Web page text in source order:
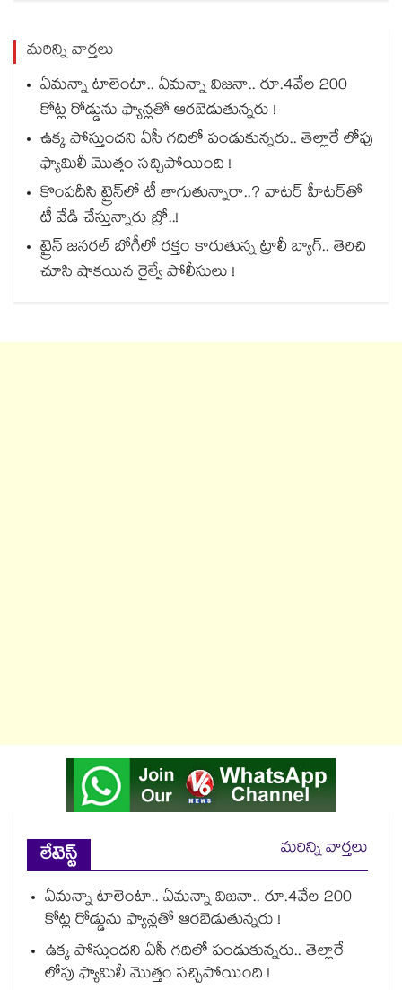
మరిన్ని వార్తలు
ఏమన్నా టాలెంటా.. ఏమన్నా విజనా.. రూ.4వేల 200
కోట్ల రోడ్డును ఫ్యాన్లతో ఆరబెడుతున్నరు !
ఉక్క పోస్తుందని ఏసీ గదిలో పండుకున్నరు.. తెల్లారే లోపు
ఫ్యామిలీ మొత్తం సచ్చిపోయింది !
కొంపదీసి ట్రైన్⁬లో టీ తాగుతున్నారా..? వాటర్ హీటర్⁭⁭తో
టీ వేడి చేస్తున్నారు బ్రో..!
ట్రైన్ జనరల్ బోగీలో రక్తం కారుతున్న ట్రాలీ బ్యాగ్.. తెరిచి
చూసి షాకయిన రైల్వే పోలీసులు !
లేటెస్ట్
మరిన్ని వార్తలు
ఏమన్నా టాలెంటా.. ఏమన్నా విజనా.. రూ.4వేల 200
కోట్ల రోడ్డును ఫ్యాన్లతో ఆరబెడుతున్నరు !
ఉక్క పోస్తుందని ఏసీ గదిలో పండుకున్నరు.. తెల్లారే
లోపు ఫ్యామిలీ మొత్తం సచ్చిపోయింది !